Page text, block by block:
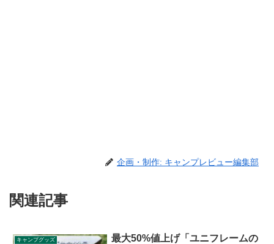
企画・制作: キャンプレビュー編集部
関連記事
キャンプグッズ
最大50%値上げ「ユニフレームの